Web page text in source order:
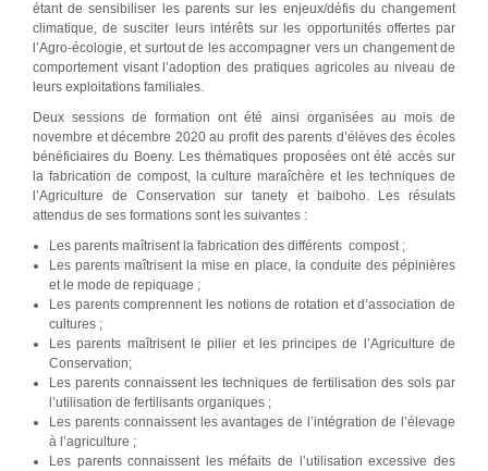
étant de sensibiliser les parents sur les enjeux/défis du changement
climatique, de susciter leurs intérêts sur les opportunités offertes par
l’Agro-écologie, et surtout de les accompagner vers un changement de
comportement visant l’adoption des pratiques agricoles au niveau de
leurs exploitations familiales.
Deux sessions de formation ont été ainsi organisées au mois de
novembre et décembre 2020 au profit des parents d’élèves des écoles
bénéficiaires du Boeny. Les thématiques proposées ont été accès sur
la fabrication de compost, la culture maraîchère et les techniques de
l’Agriculture de Conservation sur tanety et baiboho. Les résulats
attendus de ses formations sont les suivantes :
Les parents maîtrisent la fabrication des différents compost ;
Les parents maîtrisent la mise en place, la conduite des pépinières
et le mode de repiquage ;
Les parents comprennent les notions de rotation et d’association de
cultures ;
Les parents maîtrisent le pilier et les principes de l’Agriculture de
Conservation;
Les parents connaissent les techniques de fertilisation des sols par
l’utilisation de fertilisants organiques ;
Les parents connaissent les avantages de l’intégration de l’élevage
à l’agriculture ;
Les parents connaissent les méfaits de l’utilisation excessive des